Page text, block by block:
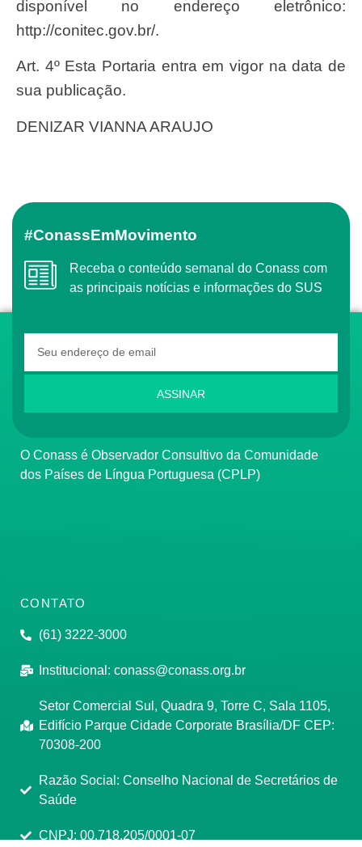
disponível no endereço eletrônico:
http://conitec.gov.br/.
Art. 4º Esta Portaria entra em vigor na data de
sua publicação.
DENIZAR VIANNA ARAUJO
#ConassEmMovimento
Receba o conteúdo semanal do Conass com
as principais notícias e informações do SUS
ASSINAR
O Conass é Observador Consultivo da Comunidade
dos Países de Língua Portuguesa (CPLP)
CONTATO
(61) 3222-3000
Institucional: conass@conass.org.br
Setor Comercial Sul, Quadra 9, Torre C, Sala 1105,
Edifício Parque Cidade Corporate Brasília/DF CEP:
70308-200
Razão Social: Conselho Nacional de Secretários de
Saúde
CNPJ: 00.718.205/0001-07